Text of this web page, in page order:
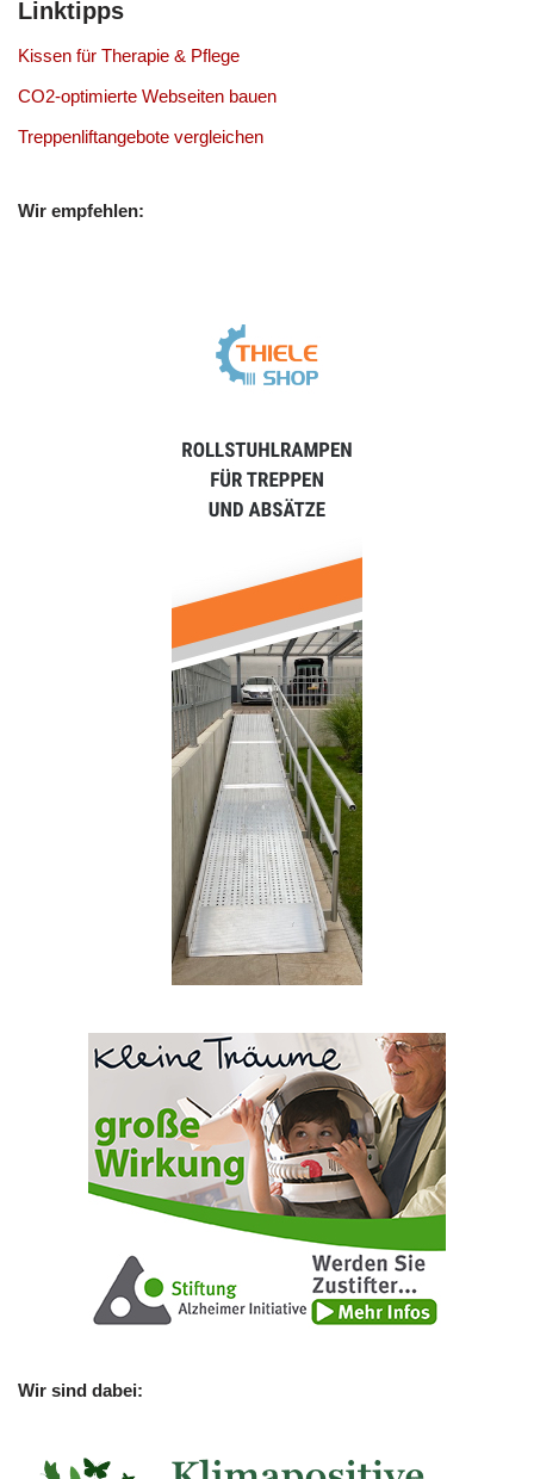
Linktipps
Kissen für Therapie & Pflege
CO2-optimierte Webseiten bauen
Treppenliftangebote vergleichen
Wir empfehlen:
Wir sind dabei: